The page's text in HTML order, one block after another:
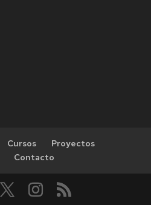
Cursos
Proyectos
Contacto